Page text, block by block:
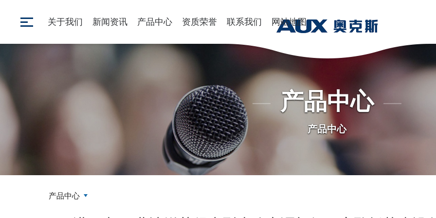
关于我们 新闻资讯 产品中心 资质荣誉 联系我们 网站地图
产品中心
产品中心
产品中心